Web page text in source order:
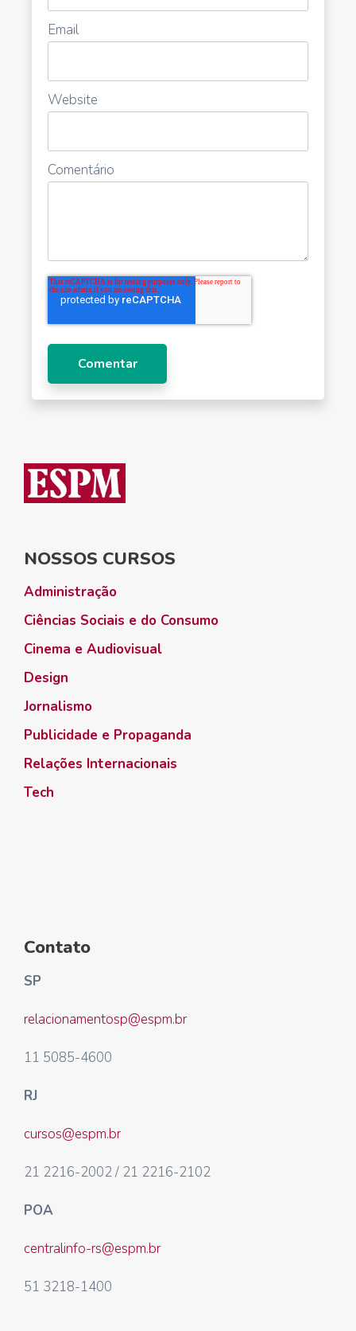
Email
Website
Comentário
NOSSOS CURSOS
Administração
Ciências Sociais e do Consumo
Cinema e Audiovisual
Design
Jornalismo
Publicidade e Propaganda
Relações Internacionais
Tech
Contato
SP
relacionamentosp@espm.br
11 5085-4600
RJ
cursos@espm.br
21 2216-2002 / 21 2216-2102
POA
centralinfo-rs@espm.br
51 3218-1400